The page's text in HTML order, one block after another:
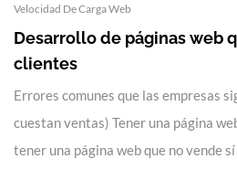
Velocidad De Carga Web
Desarrollo de páginas web
clientes
Errores comunes que las empresas
cuestan ventas) Tener una página
tener una página web que no vende